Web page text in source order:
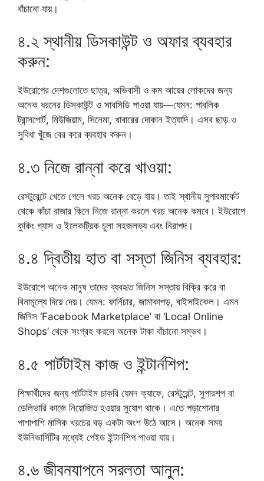
বাঁচানো যায়।
৪.২ স্থানীয় ডিসকাউন্ট ও অফার ব্যবহার
করুন:
ইউরোপের দেশগুলোতে ছাত্র, অভিবাসী ও কম আয়ের লোকদের জন্য
অনেক ধরনের ডিসকাউন্ট ও সাবসিডি পাওয়া যায়—যেমন: পাবলিক
ট্রান্সপোর্ট, মিউজিয়াম, সিনেমা, খাবারের দোকান ইত্যাদি। এসব ছাড় ও
সুবিধা খুঁজে বের করে ব্যবহার করুন।
৪.৩ নিজে রান্না করে খাওয়া:
রেস্টুরেন্টে খেতে গেলে খরচ অনেক বেড়ে যায়। তাই স্থানীয় সুপারমার্কেট
থেকে কাঁচা বাজার কিনে নিজে রান্না করলে খরচ অনেক কমবে। ইউরোপে
কুকিং গ্যাস ও ইলেকট্রিক চুলা সহজলভ্য এবং নিরাপদ।
৪.৪ দ্বিতীয় হাত বা সস্তা জিনিস ব্যবহার:
ইউরোপে অনেক মানুষ তাদের ব্যবহৃত জিনিস সস্তায় বিক্রি করে বা
বিনামূল্যে দিয়ে দেয়। যেমন: ফার্নিচার, জামাকাপড়, বাইসাইকেল। এমন
জিনিস ‘Facebook Marketplace’ বা ‘Local Online
Shops’ থেকে সংগ্রহ করলে অনেক টাকা বাঁচানো সম্ভব।
৪.৫ পার্টটাইম কাজ ও ইন্টার্নশিপ:
শিক্ষার্থীদের জন্য পার্টটাইম চাকরি যেমন ক্যাফে, রেস্টুরেন্ট, সুপারশপ বা
ডেলিভারি কাজে নিয়োজিত হওয়ার সুযোগ থাকে। এতে পড়াশোনার
পাশাপাশি মাসিক খরচের বড় একটা অংশ উঠে আসে। অনেক সময়
ইউনিভার্সিটির মধ্যেই পেইড ইন্টার্নশিপ পাওয়া যায়।
৪.৬ জীবনযাপনে সরলতা আনুন: